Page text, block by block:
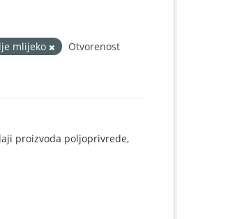
mlijeko
Otvorenost
proizvoda poljoprivrede,